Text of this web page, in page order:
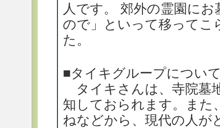
人です。 郊外の霊園に
ので」といって移ってこ
た。
■タイキグループについ
タイキさんは、寺院墓
知しておられます。また
ねなどから、現代の人が